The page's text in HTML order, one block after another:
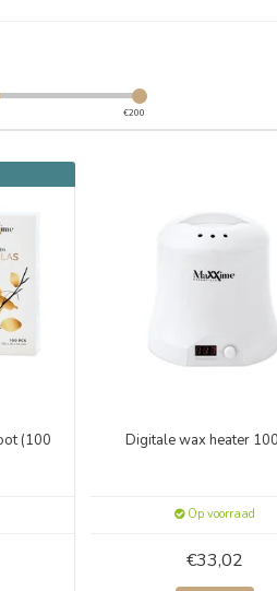
€200
(100
Digitale wax heater
Op voorraad
€33,02